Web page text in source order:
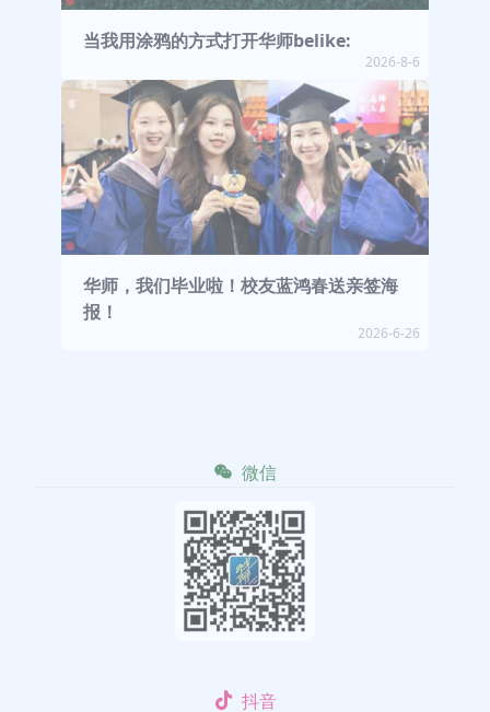
当我用涂鸦的方式打开华师belike:
2026-8-6
华师，我们毕业啦！校友蓝鸿春送亲签海
报！
2026-6-26
微信
抖音